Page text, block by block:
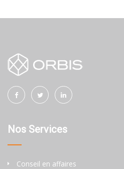
Nos Services
Conseil en affaires